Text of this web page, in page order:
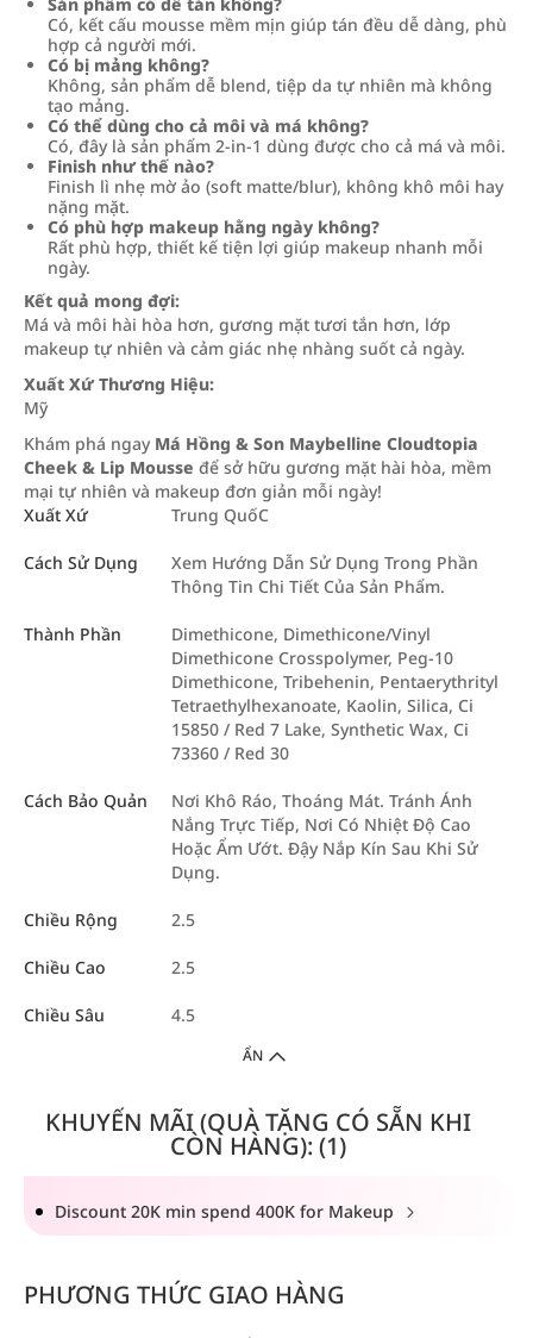
Có, kết cấu mousse mềm mịn giúp tán đều dễ dàng, phù
hợp cả người mới.
Có bị mảng không?
Không, sản phẩm dễ blend, tiệp da tự nhiên mà không
tạo mảng.
Có thể dùng cho cả môi và má không?
Có, đây là sản phẩm 2-in-1 dùng được cho cả má và môi.
Finish như thế nào?
Finish lì nhẹ mờ ảo (soft matte/blur), không khô môi hay
nặng mặt.
Có phù hợp makeup hằng ngày không?
Rất phù hợp, thiết kế tiện lợi giúp makeup nhanh mỗi
ngày.
Kết quả mong đợi:
Má và môi hài hòa hơn, gương mặt tươi tắn hơn, lớp
makeup tự nhiên và cảm giác nhẹ nhàng suốt cả ngày.
Xuất Xứ Thương Hiệu:
Mỹ
Khám phá ngay Má Hồng & Son Maybelline Cloudtopia
Cheek & Lip Mousse để sở hữu gương mặt hài hòa, mềm
mại tự nhiên và makeup đơn giản mỗi ngày!
Xuất Xứ
Trung QuốC
Cách Sử Dụng
Xem Hướng Dẫn Sử Dụng Trong Phần
Thông Tin Chi Tiết Của Sản Phẩm.
Thành Phần
Dimethicone, Dimethicone/Vinyl
Dimethicone Crosspolymer, Peg-10
Dimethicone, Tribehenin, Pentaerythrityl
Tetraethylhexanoate, Kaolin, Silica, Ci
15850 / Red 7 Lake, Synthetic Wax, Ci
73360 / Red 30
Cách Bảo Quản
Nơi Khô Ráo, Thoáng Mát. Tránh Ánh
Nắng Trực Tiếp, Nơi Có Nhiệt Độ Cao
Hoặc Ẩm Ướt. Đậy Nắp Kín Sau Khi Sử
Dụng.
Chiều Rộng 2.5
Chiều Cao 2.5
Chiều Sâu 4.5
ẨN
KHUYẾN MÃI (QUÀ TẶNG CÓ SẴN KHI
CÒN HÀNG): (1)
Discount 20K min spend 400K for Makeup
PHƯƠNG THỨC GIAO HÀNG